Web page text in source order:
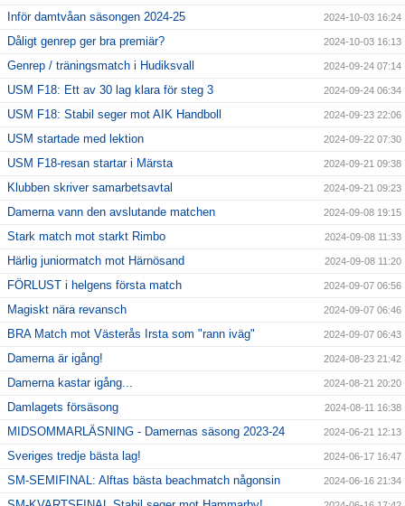
Inför damtvåan säsongen 2024-25 2024-10-03 16:24
Dåligt genrep ger bra premiär? 2024-10-03 16:13
Genrep / träningsmatch i Hudiksvall 2024-09-24 07:14
USM F18: Ett av 30 lag klara för steg 3 2024-09-24 06:34
USM F18: Stabil seger mot AIK Handboll 2024-09-23 22:06
USM startade med lektion 2024-09-22 07:30
USM F18-resan startar i Märsta 2024-09-21 09:38
Klubben skriver samarbetsavtal 2024-09-21 09:23
Damerna vann den avslutande matchen 2024-09-08 19:15
Stark match mot starkt Rimbo 2024-09-08 11:33
Härlig juniormatch mot Härnösand 2024-09-08 11:20
FÖRLUST i helgens första match 2024-09-07 06:56
Magiskt nära revansch 2024-09-07 06:46
BRA Match mot Västerås Irsta som "rann iväg" 2024-09-07 06:43
Damerna är igång! 2024-08-23 21:42
Damerna kastar igång... 2024-08-21 20:20
Damlagets försäsong 2024-08-11 16:38
MIDSOMMARLÄSNING - Damernas säsong 2023-24 2024-06-21 12:13
Sveriges tredje bästa lag! 2024-06-17 16:47
SM-SEMIFINAL: Alftas bästa beachmatch någonsin 2024-06-16 21:34